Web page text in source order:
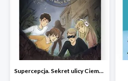
Supercepcja. Sekret ulicy Ciemnej